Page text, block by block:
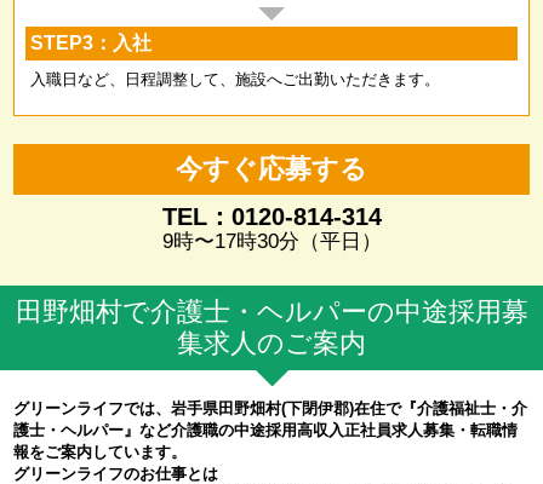
STEP3：入社
入職日など、日程調整して、施設へご出勤いただきます。
今すぐ応募する
TEL：0120-814-314
9時〜17時30分（平日）
田野畑村で介護士・ヘルパーの中途採用募
集求人のご案内
グリーンライフでは、岩手県田野畑村(下閉伊郡)在住で『介護福祉士・介
護士・ヘルパー』など介護職の中途採用高収入正社員求人募集・転職情
報をご案内しています。
グリーンライフのお仕事とは